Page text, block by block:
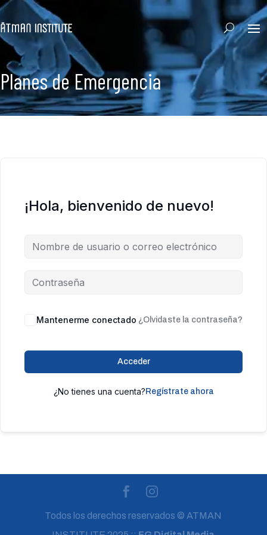
Planes de Emergencia
¡Hola, bienvenido de nuevo!
Mantenerme conectado ¿Olvidaste la contraseña?
Acceder
¿No tienes una cuenta? Regístrate ahora
Todos los derechos reservados © ATMAN